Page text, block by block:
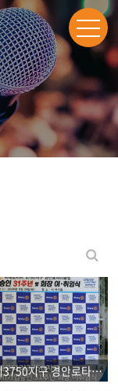
국제로타리3750지구 경안로타리클럽 RI가입 31주년 및 회장 이취임식